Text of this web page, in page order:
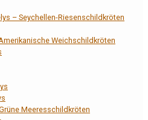
– Seychellen-Riesenschildkröten
Weichschildkröten
Meeresschildkröten